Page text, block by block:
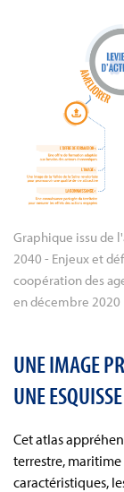
Graphique issu de
2040 - Enjeux et
coopération des
en décembre 2020
UNE IMAGE
UNE
Cet atlas
terrestre,
caractéristiques,